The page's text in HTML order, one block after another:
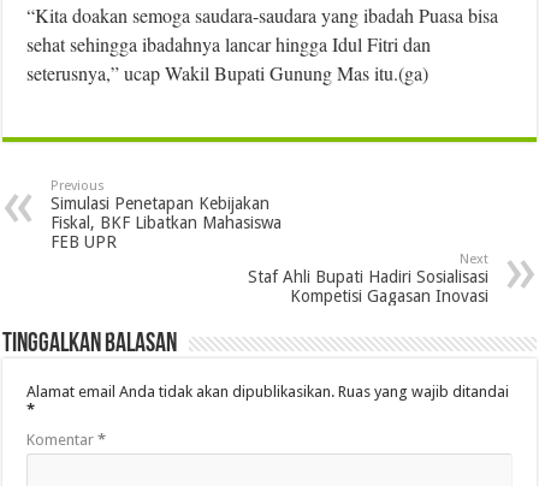
“Kita doakan semoga saudara-saudara yang ibadah Puasa bisa
sehat sehingga ibadahnya lancar hingga Idul Fitri dan
seterusnya,” ucap Wakil Bupati Gunung Mas itu.(ga)
Previous
Simulasi Penetapan Kebijakan
Fiskal, BKF Libatkan Mahasiswa
FEB UPR
Next
Staf Ahli Bupati Hadiri Sosialisasi
Kompetisi Gagasan Inovasi
Tinggalkan Balasan
Alamat email Anda tidak akan dipublikasikan. Ruas yang wajib ditandai
*
Komentar*